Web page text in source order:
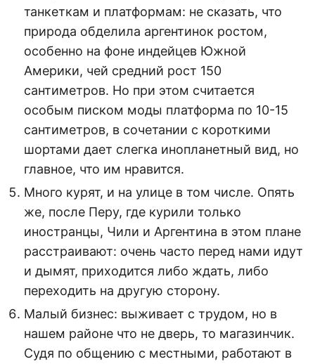
танкеткам и платформам: не сказать, что
природа обделила аргентинок ростом,
особенно на фоне индейцев Южной
Америки, чей средний рост 150
сантиметров. Но при этом считается
особым писком моды платформа по 10-15
сантиметров, в сочетании с короткими
шортами дает слегка инопланетный вид, но
главное, что им нравится.
Много курят, и на улице в том числе. Опять
же, после Перу, где курили только
иностранцы, Чили и Аргентина в этом плане
расстраивают: очень часто перед нами идут
и дымят, приходится либо ждать, либо
переходить на другую сторону.
Малый бизнес: выживает с трудом, но в
нашем районе что не дверь, то магазинчик.
Судя по общению с местными, работают в